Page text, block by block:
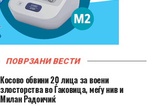
ПОВРЗАНИ ВЕСТИ
Косово обвини 20 лица за воени
злосторства во Ѓаковица, меѓу нив и
Милан Радоичиќ